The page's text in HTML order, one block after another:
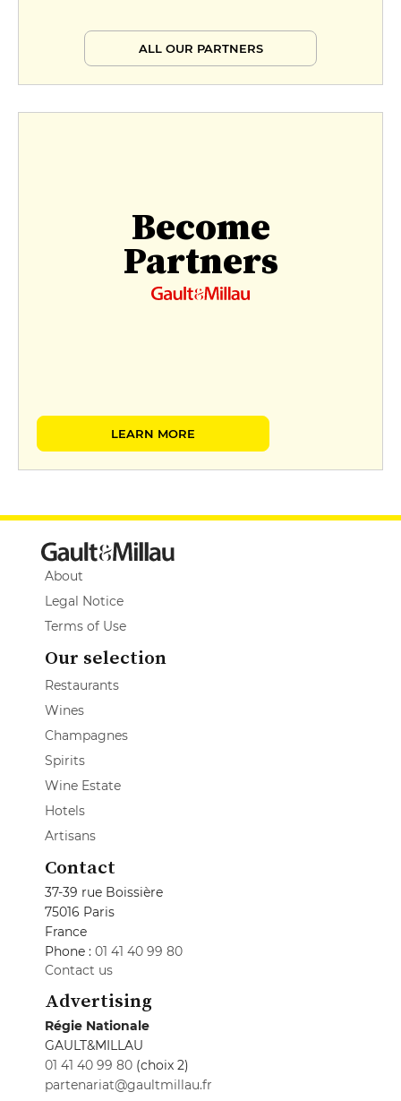
ALL OUR PARTNERS
Become
Partners
LEARN MORE
About
Legal Notice
Terms of Use
Our selection
Restaurants
Wines
Champagnes
Spirits
Wine Estate
Hotels
Artisans
Contact
37-39 rue Boissière
75016 Paris
France
Phone : 01 41 40 99 80
Contact us
Advertising
Régie Nationale
GAULT&MILLAU
01 41 40 99 80 (choix 2)
partenariat@gaultmillau.fr